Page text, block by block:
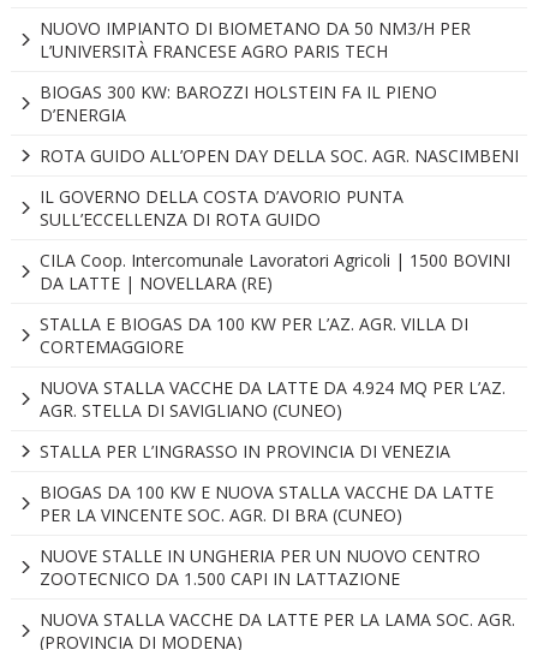
NUOVO IMPIANTO DI BIOMETANO DA 50 NM3/H PER
L’UNIVERSITÀ FRANCESE AGRO PARIS TECH
BIOGAS 300 KW: BAROZZI HOLSTEIN FA IL PIENO
D’ENERGIA
ROTA GUIDO ALL’OPEN DAY DELLA SOC. AGR. NASCIMBENI
IL GOVERNO DELLA COSTA D’AVORIO PUNTA
SULL’ECCELLENZA DI ROTA GUIDO
CILA Coop. Intercomunale Lavoratori Agricoli | 1500 BOVINI
DA LATTE | NOVELLARA (RE)
STALLA E BIOGAS DA 100 KW PER L’AZ. AGR. VILLA DI
CORTEMAGGIORE
NUOVA STALLA VACCHE DA LATTE DA 4.924 MQ PER L’AZ.
AGR. STELLA DI SAVIGLIANO (CUNEO)
STALLA PER L’INGRASSO IN PROVINCIA DI VENEZIA
BIOGAS DA 100 KW E NUOVA STALLA VACCHE DA LATTE
PER LA VINCENTE SOC. AGR. DI BRA (CUNEO)
NUOVE STALLE IN UNGHERIA PER UN NUOVO CENTRO
ZOOTECNICO DA 1.500 CAPI IN LATTAZIONE
NUOVA STALLA VACCHE DA LATTE PER LA LAMA SOC. AGR.
(PROVINCIA DI MODENA)